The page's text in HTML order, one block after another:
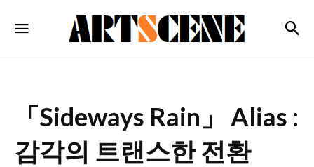
ARTSCENE
「Sideways Rain」 Alias :
감각의 트랜스한 전환